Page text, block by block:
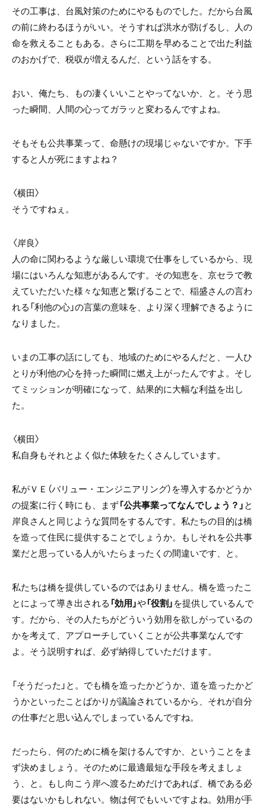
その工事は、台風対策のためにやるものでした。だから台風
の前に終わるほうがいい。そうすれば洪水が防げるし、人の
命を救えることもある。さらに工期を早めることで出た利益
のおかげで、税収が増えるんだ、という話をする。
おい、俺たち、もの凄くいいことやってないか、と。そう思
った瞬間、人間の心ってガラッと変わるんですよね。
そもそも公共事業って、命懸けの現場じゃないですか。下手
すると人が死にますよね？
〈横田〉
そうですねぇ。
〈岸良〉
人の命に関わるような厳しい環境で仕事をしているから、現
場にはいろんな知恵があるんです。その知恵を、京セラで教
えていただいた様々な知恵と繋げることで、稲盛さんの言わ
れる「利他の心」の言葉の意味を、より深く理解できるように
なりました。
いまの工事の話にしても、地域のためにやるんだと、一人ひ
とりが利他の心を持った瞬間に燃え上がったんですよ。そし
てミッションが明確になって、結果的に大幅な利益を出し
た。
〈横田〉
私自身もそれとよく似た体験をたくさんしています。
私がＶＥ（バリュー・エンジニアリング）を導入するかどうか
の提案に行く時にも、まず「公共事業ってなんでしょう？」と
岸良さんと同じような質問をするんです。私たちの目的は橋
を造って住民に提供することでしょうか。もしそれを公共事
業だと思っている人がいたらまったくの間違いです、と。
私たちは橋を提供しているのではありません。橋を造ったこ
とによって導き出される 「効用」や「役割」を提供しているんで
す。だから、その人たちがどういう効用を欲しがっているの
かを考えて、アプローチしていくことが公共事業なんです
よ。そう説明すれば、必ず納得していただけます。
「そうだった」と。でも橋を造ったかどうか、道を造ったかど
うかといったことばかりが議論されているから、それが自分
の仕事だと思い込んでしまっているんですね。
だったら、何のために橋を架けるんですか、ということをま
ず決めましょう。そのために最適最短な手段を考えましょ
う、と。もし向こう岸へ渡るためだけであれば、橋である必
要はないかもしれない。物は何でもいいですよね。効用が手